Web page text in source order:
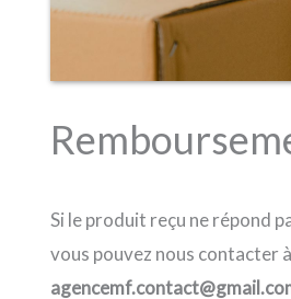
Si le produit reçu ne répond
vous pouvez nous contacter